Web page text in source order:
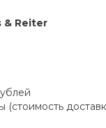
& Reiter